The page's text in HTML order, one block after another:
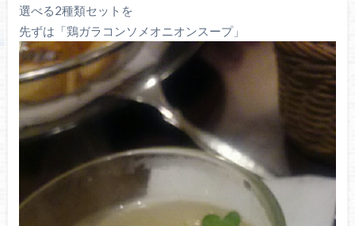
選べる2種類セットを
先ずは「鶏ガラコンソメオニオンスープ」